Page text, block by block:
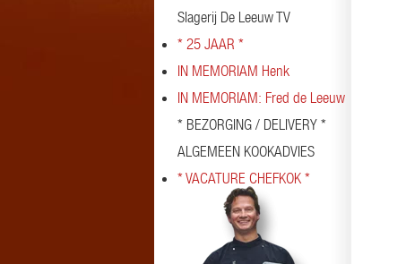
Slagerij De Leeuw TV
* 25 JAAR *
IN MEMORIAM Henk
IN MEMORIAM: Fred de Leeuw
* BEZORGING / DELIVERY *
ALGEMEEN KOOKADVIES
* VACATURE CHEFKOK *